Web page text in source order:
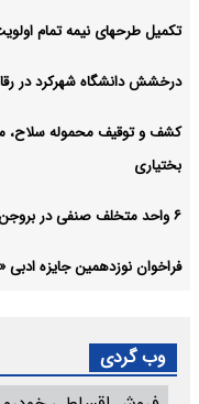
تکمیل طرحهای نیمه تمام
درخشش دانشگاه شهرکرد در
کشف و توقیف محموله سلاح،
بختیاری
۶ واحد متخلف صنفی در بروجن پلمب شد
فراخوان نوزدهمین جایزه ادبی
وب گردی